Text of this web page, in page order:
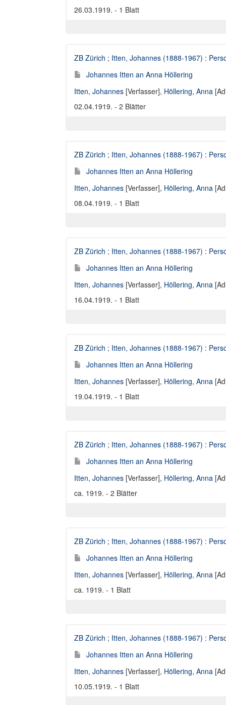
26.03.1919. - 1 Blatt
ZB Zürich ; Itten, Johannes (1888-1967) :
Johannes Itten an Anna Höllering
Itten, Johannes [Verfasser], Höllering, Anna
02.04.1919. - 2 Blätter
ZB Zürich ; Itten, Johannes (1888-1967) :
Johannes Itten an Anna Höllering
Itten, Johannes [Verfasser], Höllering, Anna
08.04.1919. - 1 Blatt
ZB Zürich ; Itten, Johannes (1888-1967) :
Johannes Itten an Anna Höllering
Itten, Johannes [Verfasser], Höllering, Anna
16.04.1919. - 1 Blatt
ZB Zürich ; Itten, Johannes (1888-1967) :
Johannes Itten an Anna Höllering
Itten, Johannes [Verfasser], Höllering, Anna
19.04.1919. - 1 Blatt
ZB Zürich ; Itten, Johannes (1888-1967) :
Johannes Itten an Anna Höllering
Itten, Johannes [Verfasser], Höllering, Anna
ca. 1919. - 2 Blätter
ZB Zürich ; Itten, Johannes (1888-1967) :
Johannes Itten an Anna Höllering
Itten, Johannes [Verfasser], Höllering, Anna
ca. 1919. - 1 Blatt
ZB Zürich ; Itten, Johannes (1888-1967) :
Johannes Itten an Anna Höllering
Itten, Johannes [Verfasser], Höllering, Anna
10.05.1919. - 1 Blatt